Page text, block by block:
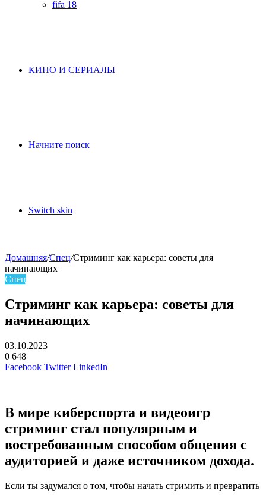
fifa 18
КИНО И СЕРИАЛЫ
Начните поиск
Switch skin
Домашняя/Спец/Стриминг как карьера: советы для
начинающих
Спец
Стриминг как карьера: советы для
начинающих
03.10.2023
0 648
Facebook Twitter LinkedIn
В мире киберспорта и видеоигр
стриминг стал популярным и
востребованным способом общения с
аудиторией и даже источником дохода.
Если ты задумался о том, чтобы начать стримить и превратить